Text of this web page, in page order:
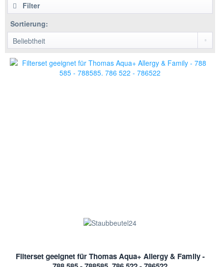
Filter
Sortierung:
Filterset geeignet für Thomas Aqua+ Allergy & Family -